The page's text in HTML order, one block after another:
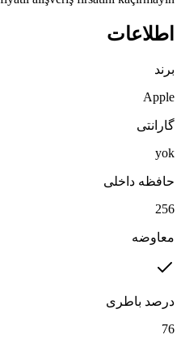
اطلاعات
برند
Apple
گارانتی
yok
حافظه داخلی
256
معاوضه
درصد باطری
76